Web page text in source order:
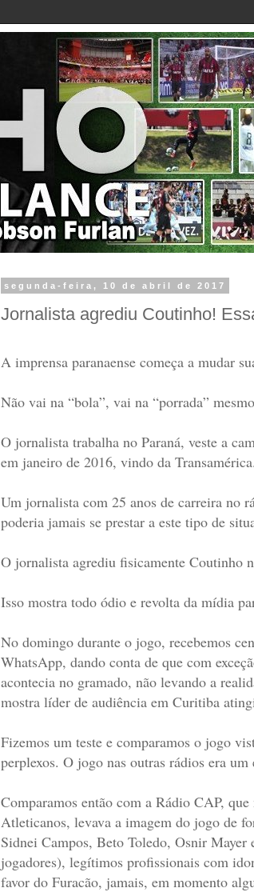
segunda-feira, 10 de abril de 2017
Jornalista agrediu Coutinho!
A imprensa paranaense começa a mudar
Não vai na “bola”, vai na “porrada”
O jornalista trabalha no Paraná, veste a
em janeiro de 2016, vindo da Transamérica.
Um jornalista com 25 anos de carreira no
poderia jamais se prestar a este tipo de
O jornalista agrediu fisicamente Coutinho
Isso mostra todo ódio e revolta da mídia
No domingo durante o jogo, recebemos
WhatsApp, dando conta de que com
acontecia no gramado, não levando a
mostra líder de audiência em Curitiba
Fizemos um teste e comparamos o jogo
perplexos. O jogo nas outras rádios era
Comparamos então com a Rádio CAP,
Atleticanos, levava a imagem do jogo de
Sidnei Campos, Beto Toledo, Osnir
jogadores), legítimos profissionais com
favor do Furacão, jamais, em momento